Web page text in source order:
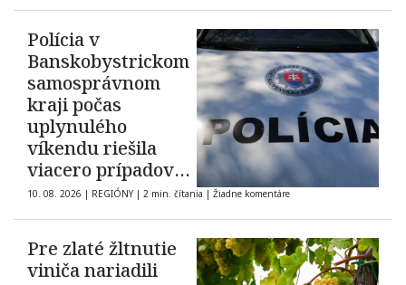
Polícia v
Banskobystrickom
samosprávnom
kraji počas
uplynulého
víkendu riešila
viacero prípadov
domáceho násilia
10. 08. 2026 | REGIÓNY | 2 min. čítania | Žiadne komentáre
Pre zlaté žltnutie
viniča nariadili